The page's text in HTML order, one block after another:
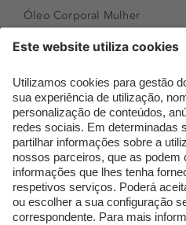
Óleo Corporal Mulher
Sérum de Rosto
Body mist & Spray
corporal
Produtos para Cabelo
Homem
Espuma de Limpeza
Facial